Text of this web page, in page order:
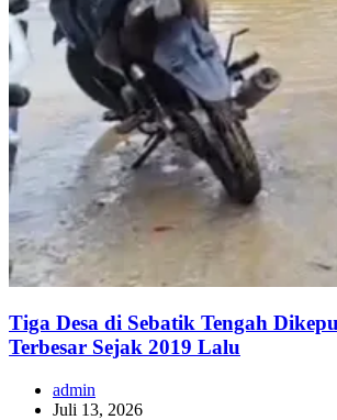
Tiga Desa di Sebatik Tengah
Terbesar Sejak 2019 Lalu
admin
Juli 13, 2026